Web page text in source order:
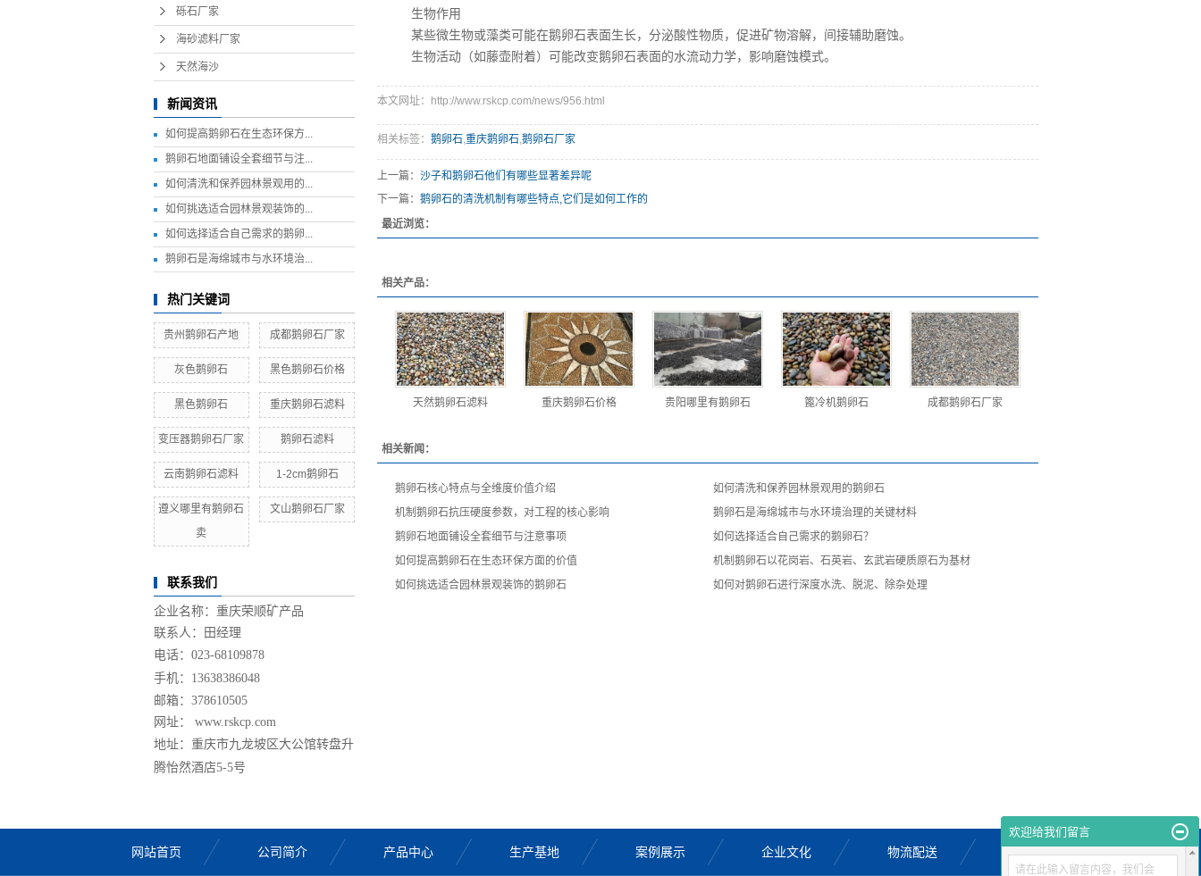
砾石厂家
海砂滤料厂家
天然海沙
新闻资讯
如何提高鹅卵石在生态环保方...
鹅卵石地面铺设全套细节与注...
如何清洗和保养园林景观用的...
如何挑选适合园林景观装饰的...
如何选择适合自己需求的鹅卵...
鹅卵石是海绵城市与水环境治...
热门关键词
贵州鹅卵石产地 成都鹅卵石厂家
灰色鹅卵石 黑色鹅卵石价格
黑色鹅卵石 重庆鹅卵石滤料
变压器鹅卵石厂家 鹅卵石滤料
云南鹅卵石滤料 1-2cm鹅卵石
遵义哪里有鹅卵石
卖
文山鹅卵石厂家
联系我们
企业名称：重庆荣顺矿产品
联系人：田经理
电话： 023-68109878
手机： 13638386048
邮箱：378610505
网址： www.rskcp.com
地址： 重庆市九龙坡区大公馆转盘升
腾怡然酒店5-5号
生物作用
某些微生物或藻类可能在鹅卵石表面生长，分泌酸性物质，促进矿物溶解，间接辅助磨蚀。
生物活动（如藤壶附着）可能改变鹅卵石表面的水流动力学，影响磨蚀模式。
本文网址：http://www.rskcp.com/news/956.html
相关标签： 鹅卵石,重庆鹅卵石,鹅卵石厂家
上一篇： 沙子和鹅卵石他们有哪些显著差异呢
下一篇： 鹅卵石的清洗机制有哪些特点,它们是如何工作的
最近浏览：
相关产品：
天然鹅卵石滤料 重庆鹅卵石价格 贵阳哪里有鹅卵石 篦冷机鹅卵石 成都鹅卵石厂家
相关新闻：
鹅卵石核心特点与全维度价值介绍
如何清洗和保养园林景观用的鹅卵石
机制鹅卵石抗压硬度参数，对工程的核心影响
鹅卵石是海绵城市与水环境治理的关键材料
鹅卵石地面铺设全套细节与注意事项
如何选择适合自己需求的鹅卵石？
如何提高鹅卵石在生态环保方面的价值
机制鹅卵石以花岗岩、石英岩、玄武岩硬质原石为基材
如何挑选适合园林景观装饰的鹅卵石
如何对鹅卵石进行深度水洗、脱泥、除杂处理
网站首页 公司简介 产品中心 生产基地 案例展示 企业文化 物流配送
欢迎给我们留言
请在此输入留言内容，我们会